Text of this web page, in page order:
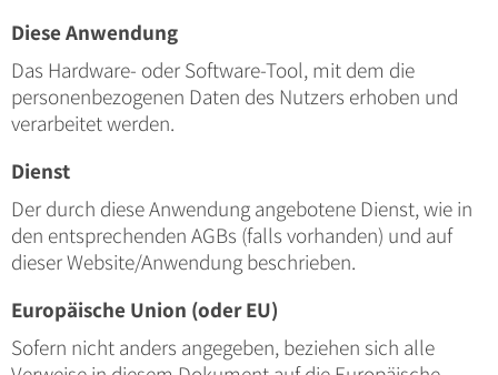
Diese Anwendung
Das Hardware- oder Software-Tool, mit dem die
personenbezogenen Daten des Nutzers erhoben und
verarbeitet werden.
Dienst
Der durch diese Anwendung angebotene Dienst, wie in
den entsprechenden AGBs (falls vorhanden) und auf
dieser Website/Anwendung beschrieben.
Europäische Union (oder EU)
Sofern nicht anders angegeben, beziehen sich alle